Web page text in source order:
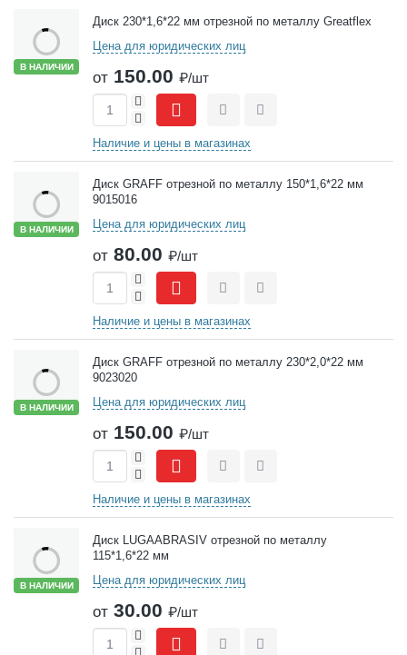
В НАЛИЧИИ
Диск 230*1,6*22 мм отрезной по металлу Greatflex
Цена для юридических лиц
от 150.00 ₽/шт
-
+
СравнитьОтложить
Наличие и цены в магазинах
В НАЛИЧИИ
Диск GRAFF отрезной по металлу 150*1,6*22 мм
9015016
Цена для юридических лиц
от 80.00 ₽/шт
-
+
СравнитьОтложить
Наличие и цены в магазинах
В НАЛИЧИИ
Диск GRAFF отрезной по металлу 230*2,0*22 мм
9023020
Цена для юридических лиц
от 150.00 ₽/шт
-
+
СравнитьОтложить
Наличие и цены в магазинах
В НАЛИЧИИ
Диск LUGAABRASIV отрезной по металлу
115*1,6*22 мм
Цена для юридических лиц
от 30.00 ₽/шт
-
+
СравнитьОтложить